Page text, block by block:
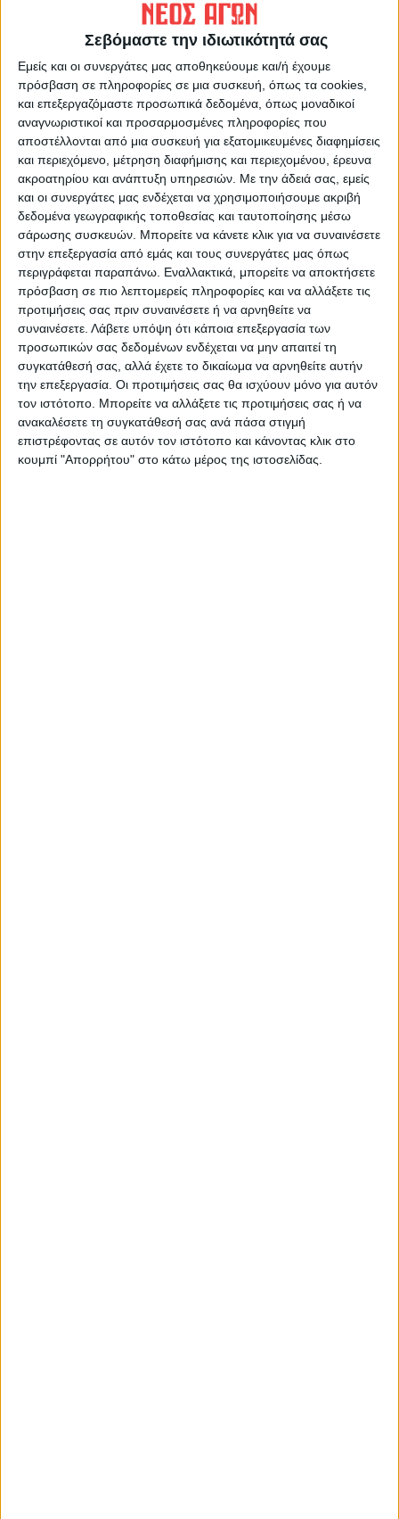
Σεβόμαστε την ιδιωτικότητά σας
Εμείς και οι συνεργάτες μας αποθηκεύουμε και/ή έχουμε
πρόσβαση σε πληροφορίες σε μια συσκευή, όπως τα cookies,
και επεξεργαζόμαστε προσωπικά δεδομένα, όπως μοναδικοί
αναγνωριστικοί και προσαρμοσμένες πληροφορίες που
αποστέλλονται από μια συσκευή για εξατομικευμένες διαφημίσεις
και περιεχόμενο, μέτρηση διαφήμισης και περιεχομένου, έρευνα
ακροατηρίου και ανάπτυξη υπηρεσιών. Με την άδειά σας, εμείς
και οι συνεργάτες μας ενδέχεται να χρησιμοποιήσουμε ακριβή
δεδομένα γεωγραφικής τοποθεσίας και ταυτοποίησης μέσω
σάρωσης συσκευών. Μπορείτε να κάνετε κλικ για να συναινέσετε
στην επεξεργασία από εμάς και τους συνεργάτες μας όπως
περιγράφεται παραπάνω. Εναλλακτικά, μπορείτε να αποκτήσετε
πρόσβαση σε πιο λεπτομερείς πληροφορίες και να αλλάξετε τις
προτιμήσεις σας πριν συναινέσετε ή να αρνηθείτε να
συναινέσετε. Λάβετε υπόψη ότι κάποια επεξεργασία των
προσωπικών σας δεδομένων ενδέχεται να μην απαιτεί τη
συγκατάθεσή σας, αλλά έχετε το δικαίωμα να αρνηθείτε αυτήν
την επεξεργασία. Οι προτιμήσεις σας θα ισχύουν μόνο για αυτόν
τον ιστότοπο. Μπορείτε να αλλάξετε τις προτιμήσεις σας ή να
ανακαλέσετε τη συγκατάθεσή σας ανά πάσα στιγμή
επιστρέφοντας σε αυτόν τον ιστότοπο και κάνοντας κλικ στο
κουμπί "Απορρήτου" στο κάτω μέρος της ιστοσελίδας.
την Καρδίτσα πάντως το πιο πιθανό είναι να
γίνει ανακοίνωση και των έξι προσώπων
που θα απαρτίζουν το τοπικό ψηφοδέλτιο.
Κ.Π.
Τελευταίες Ειδήσεις Σήμερα
Ακολούθησε την εφημερίδα ΝΕΟΣ
ΑΓΩΝ στο Google News!
Όλες οι εξελίξεις στην περιοχή της
Καρδίτσας και ευρύτερα της Θεσσαλίας
ΠΡΟΗΓΟΥΜΕΝΟ ΑΡΘΡΟ
Για τους σχολικούς
περιπάτους
ΕΠΟΜΕΝΟ ΑΡΘΡΟ
Στα βουνά της Αργιθέας...